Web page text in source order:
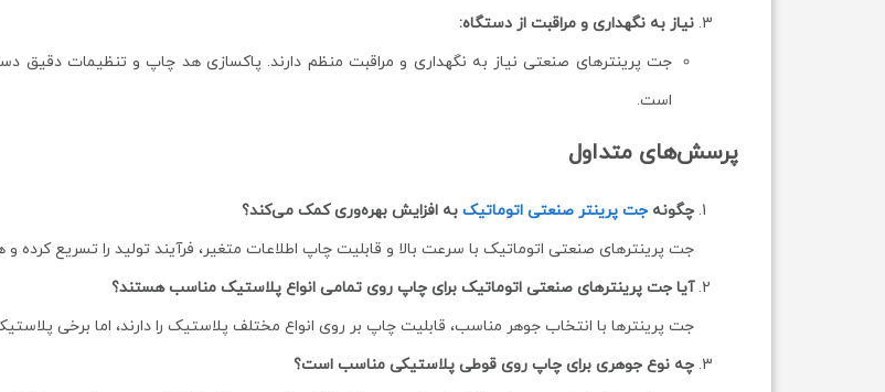
نیاز به نگهداری و مراقبت از دستگاه:
جت پرینترهای صنعتی نیاز به نگهداری و مراقبت منظم دارند. پاکسازی هد چاپ و تنظیمات
است.
پرسش‌های متداول
چگونه جت پرینتر صنعتی اتوماتیک به افزایش بهره‌وری کمک می‌کند؟
جت پرینترهای صنعتی اتوماتیک با سرعت بالا و قابلیت چاپ اطلاعات متغیر، فرآیند تولید را تسریع
آیا جت پرینترهای صنعتی اتوماتیک برای چاپ روی تمامی انواع پلاستیک مناسب هستند؟
جت پرینترها با انتخاب جوهر مناسب، قابلیت چاپ بر روی انواع مختلف پلاستیک را دارند، اما برخی
چه نوع جوهری برای چاپ روی قوطی پلاستیکی مناسب است؟